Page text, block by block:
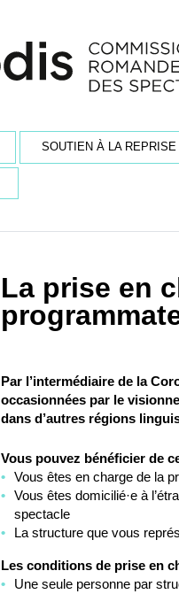
SOUTIEN À LA REPRISE
La prise en
Par l’intermédiaire de la
occasionnées par le
dans d’autres régions
Vous pouvez bénéficier de
Vous êtes en charge de la
Vous êtes domicilié·e à
spectacle
La structure que vous
Les conditions de prise en
Une seule personne par